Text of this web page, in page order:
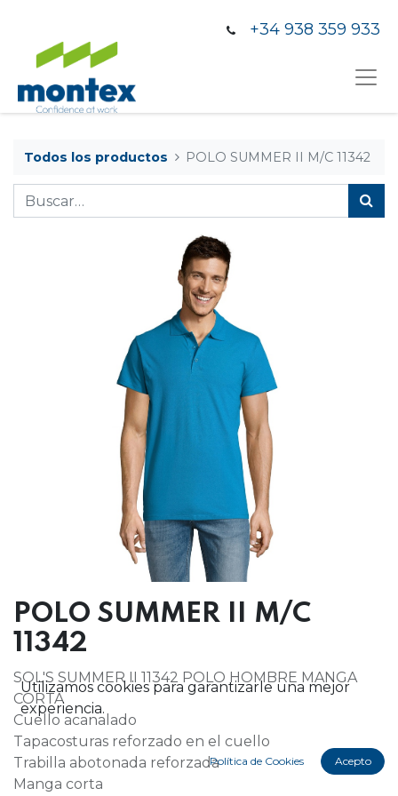
+34 938 359 933
Todos los productos POLO SUMMER II M/C 11342
POLO SUMMER II M/C
11342
SOL'S SUMMER II 11342 POLO HOMBRE MANGA
CORTA
Cuello acanalado
Tapacosturas reforzado en el cuello
Trabilla abotonada reforzada
Manga corta
Utilizamos cookies para garantizarle una mejor
experiencia.
Política de Cookies Acepto